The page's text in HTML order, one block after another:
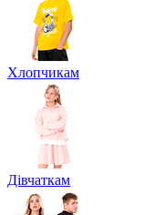
Хлопчикам
Дівчаткам